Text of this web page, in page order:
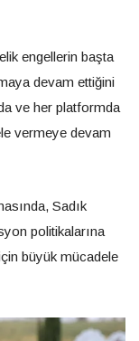
engellerin başta
devam ettiğini
ve her platformda
vermeye devam
Sadık
politikalarına
büyük mücadele